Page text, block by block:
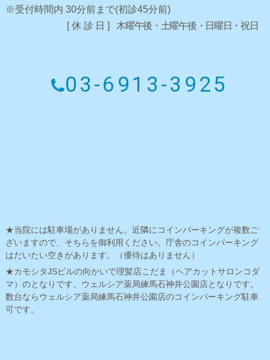
※受付時間内 30分前まで(初診45分前)
[休診日]
木曜午後・土曜午後・日曜日・祝日
03-6913-3925
★当院には駐車場がありません。近隣にコインパーキングが複数ご
ざいますので、そちらを御利用ください。庁舎のコインパーキング
はだいたい空きがあります。（優待はありません）
★カモシタJSビルの向かいで理髪店こだま（ヘアカットサロンコダ
マ）のとなりです。ウェルシア薬局練馬石神井公園店となりです。
数台ならウェルシア薬局練馬石神井公園店のコインパーキング駐車
可です。